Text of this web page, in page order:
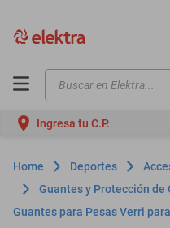
Buscar en Elektra...
Ingresa tu C.P.
Deportes
Guantes y Protección de
Guantes para Pesas Verri
motos
moto
celulares
iphones